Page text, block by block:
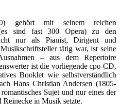
gehört mit seinem reichen
(es sind fast 300 Opera) zu den
nur als Pianist, Dirigent und
tätig war, ist seine
– aus dem Repertoire
ist die vorliegende cpo-CD,
Booklet wie selbstverständlich
Hans Christian Andersen (1805-
Sujet und nur eines der
in Musik setzte.